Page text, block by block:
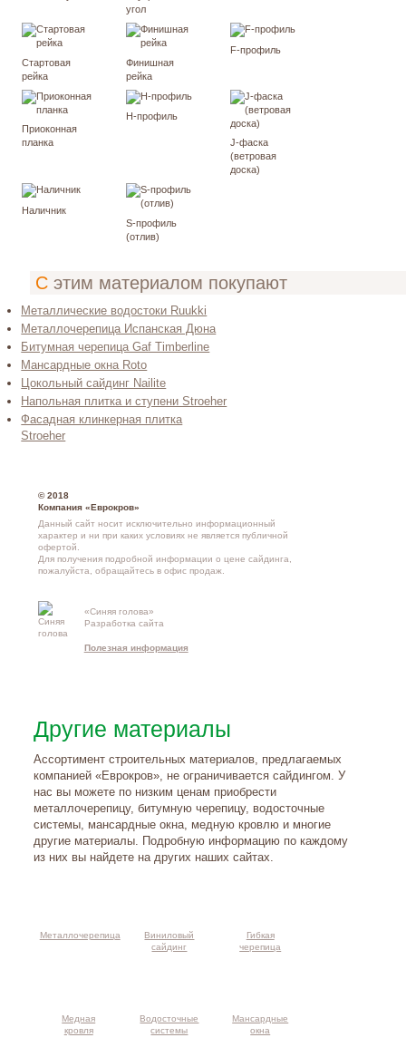
угол
Стартовая
рейка
Финишная
рейка
F-профиль
Приоконная
планка
H-профиль
J-фаска
(ветровая
доска)
Наличник
S-профиль
(отлив)
С этим материалом покупают
Металлические водостоки Ruukki
Металлочерепица Испанская Дюна
Битумная черепица Gaf Timberline
Мансардные окна Roto
Цокольный сайдинг Nailite
Напольная плитка и ступени Stroeher
Фасадная клинкерная плитка
Stroeher
© 2018
Компания «Еврокров»
Данный сайт носит исключительно информационный
характер и ни при каких условиях не является публичной
офертой.
Для получения подробной информации оцене сайдинга
пожалуйста, обращайтесь вофис продаж
«Синяя голова»
Разработка сайта
Полезная информация
Другие материалы
Ассортимент строительных материалов, предлагаемых
компанией «Еврокров», не ограничивается сайдингом. У
нас вы можете по низким ценам приобрести
металлочерепицу, битумную черепицу, водосточные
системы, мансардные окна, медную кровлю и многие
другие материалы. Подробную информацию по каждому
из них вы найдете на других наших сайтах.
Металлочерепица
Виниловый
сайдинг
Гибкая
черепица
Медная
кровля
Водосточные
системы
Мансардные
окна